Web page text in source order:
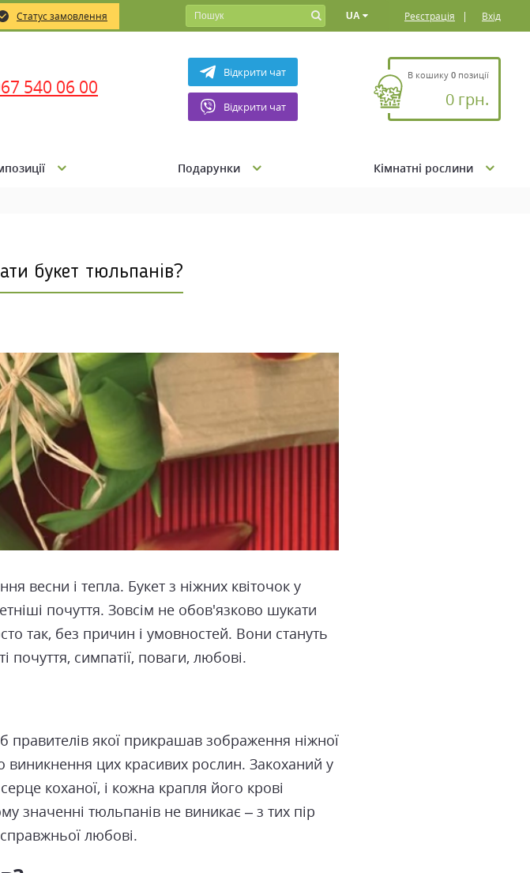
Статус замовлення UA Реєстрація | Вхід
540 06 00
Відкрити чат
Відкрити чат
В кошику 0 позиції
0 грн.
Подарунки Кімнатні рослини
букет тюльпанів?
весни і тепла. Букет з ніжних квіточок у
почуття. Зовсім не обов'язково шукати
так, без причин і умовностей. Вони стануть
почуття, симпатії, поваги, любові.
правителів якої прикрашав зображення ніжної
виникнення цих красивих рослин. Закоханий у
коханої, і кожна крапля його крові
значенні тюльпанів не виникає – з тих пір
любові.